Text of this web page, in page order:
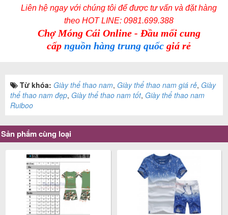
Liên hệ ngay với chúng tôi để được tư vấn và đặt hàng
theoHOT LINE: 0981.699.388
Chợ Móng Cái Online - Đầu mối cung
cấpnguồn hàng trung quốc giá rẻ
Từ khóa: Giày thể thao nam, Giày thể thao nam giá rẻ, Giày
thể thao nam đẹp, Giày thể thao nam tốt, Giày thể thao nam
Ruiboo
Sản phẩm cùng loại